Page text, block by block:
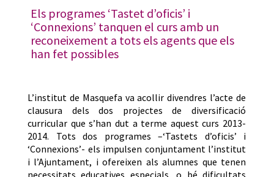
Els programes ‘Tastet d’oficis’ i
‘Connexions’ tanquen el curs amb un
reconeixement a tots els agents que els
han fet possibles
L’institut de Masquefa va acollir divendres l’acte de
clausura dels dos projectes de diversificació
curricular que s’han dut a terme aquest curs 2013-
2014. Tots dos programes –‘Tastets d’oficis’ i
‘Connexions’- els impulsen conjuntament l’institut
i l’Ajuntament, i ofereixen als alumnes que tenen